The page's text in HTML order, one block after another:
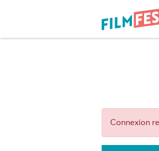
Connexion